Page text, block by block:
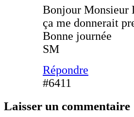
Bonjour Monsieur
ça me donnerait
Bonne journée
SM
Répondre
#6411
Laisser un commentaire